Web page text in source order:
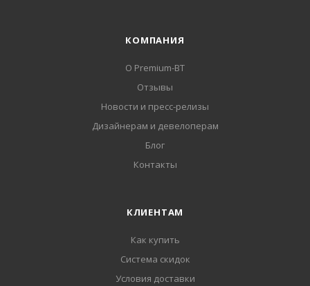
КОМПАНИЯ
О Premium-BT
Отзывы
Новости и пресс-релизы
Дизайнерам и девелоперам
Блог
Контакты
КЛИЕНТАМ
Как купить
Система скидок
Условия доставки